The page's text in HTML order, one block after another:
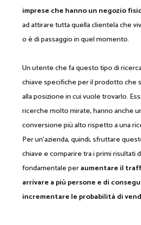
imprese che hanno un negozio
ad attirare tutta quella clientela che
o è di passaggio in quel momento.
Un utente che fa questo tipo di
chiave specifiche per il prodotto che
alla posizione in cui vuole trovarlo.
ricerche molto mirate, hanno anche
conversione più alto rispetto a una
Per un’azienda, quindi, sfruttare
chiave e comparire tra i primi risultati
fondamentale peraumentare il
arrivare a più persone e di
incrementare le probabilità di